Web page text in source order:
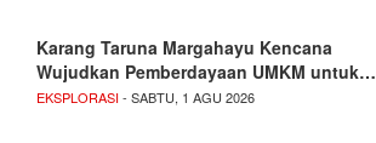
Karang Taruna Margahayu Kencana
Wujudkan Pemberdayaan UMKM untuk…
EKSPLORASI- SABTU, 1 AGU 2026